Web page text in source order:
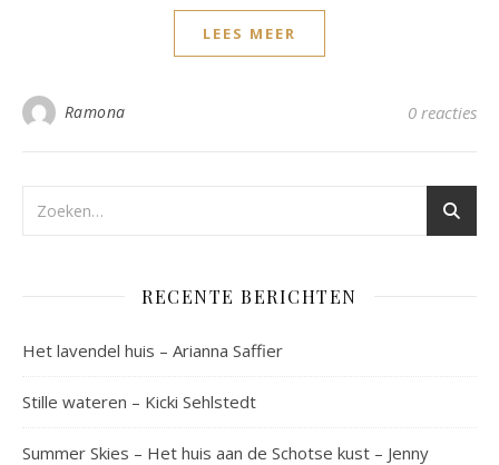
LEES MEER
Ramona 0 reacties
RECENTE BERICHTEN
Het lavendel huis – Arianna Saffier
Stille wateren – Kicki Sehlstedt
Summer Skies – Het huis aan de Schotse kust – Jenny